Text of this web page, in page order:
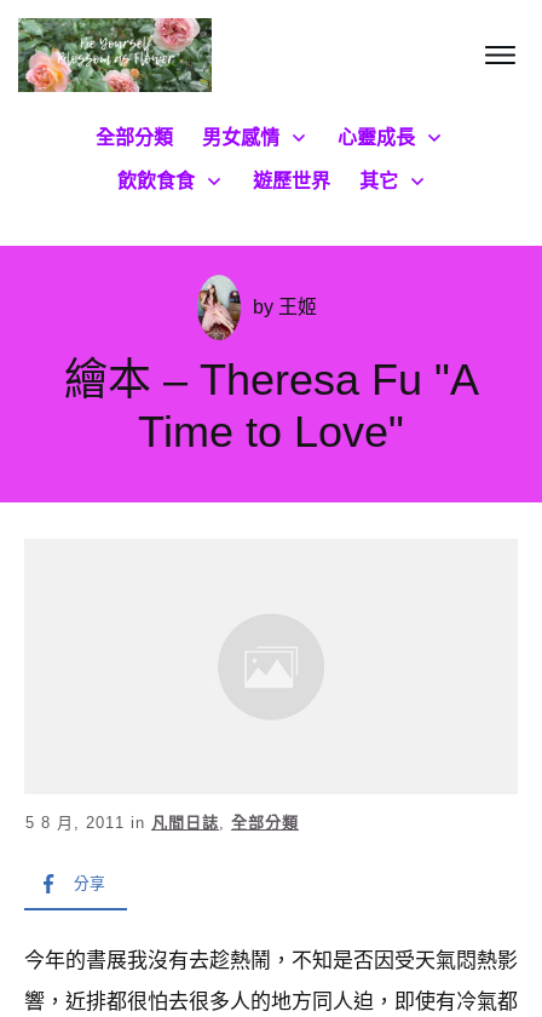
全部分類 男女感情 心靈成長
飲飲食食 遊歷世界 其它
by 王姬
繪本 – Theresa Fu "A
Time to Love"
5 8 月, 2011 in 凡間日誌, 全部分類
分享
今年的書展我沒有去趁熱鬧，不知是否因受天氣悶熱影
響，近排都很怕去很多人的地方同人迫，即使有冷氣都